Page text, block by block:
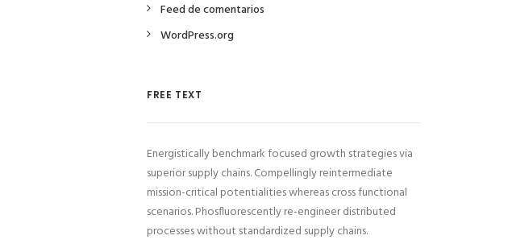
Feed de comentarios
WordPress.org
FREE TEXT
Energistically benchmark focused growth strategies via
superior supply chains. Compellingly reintermediate
mission-critical potentialities whereas cross functional
scenarios. Phosfluorescently re-engineer distributed
processes without standardized supply chains.